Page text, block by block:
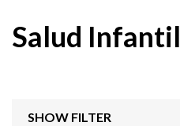
Salud Infantil
SHOW FILTER